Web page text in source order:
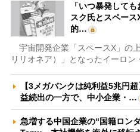
「いつ暴発して
スク氏とスペー
的…
宇宙開発企業「スペースX」の
リリオネア）」となったイーロン
【3メガバンクは純利益5兆円
益続出の一方で、中小企業・…
急増する中国企業の“国籍ロン